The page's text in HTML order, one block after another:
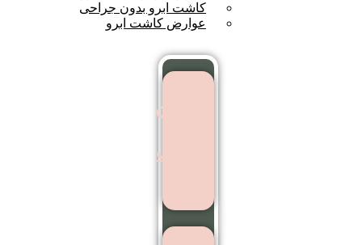
کاشت ابرو بدون جراحی
عوارض کاشت ابرو
بهترین
کاشت